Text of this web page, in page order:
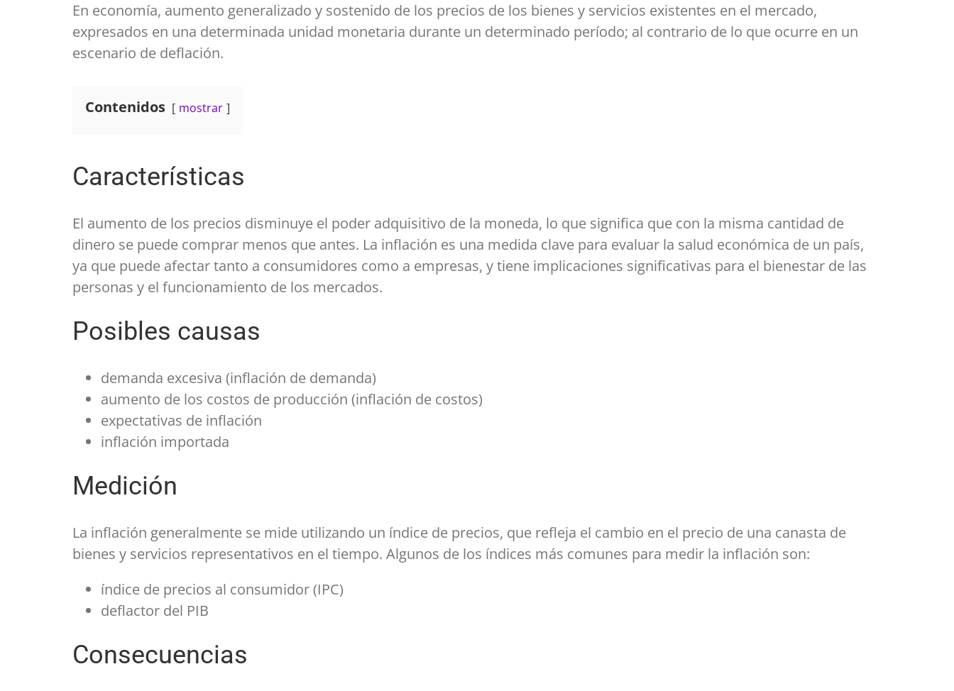
En economía, aumento generalizado y sostenido de los precios de los bienes y servicios existentes en el mercado,
expresados en una determinada unidad monetaria durante un determinado período; al contrario de lo que ocurre en un
escenario de deflación.
Contenidos mostrar
Características
El aumento de los precios disminuye el poder adquisitivo de la moneda, lo que significa que con la misma cantidad de
dinero se puede comprar menos que antes. La inflación es una medida clave para evaluar la salud económica de un país,
ya que puede afectar tanto a consumidores como a empresas, y tiene implicaciones significativas para el bienestar de las
personas y el funcionamiento de los mercados.
Posibles causas
demanda excesiva (inflación de demanda)
aumento de los costos de producción (inflación de costos)
expectativas de inflación
inflación importada
Medición
La inflación generalmente se mide utilizando un índice de precios, que refleja el cambio en el precio de una canasta de
bienes y servicios representativos en el tiempo. Algunos de los índices más comunes para medir la inflación son:
índice de precios al consumidor (IPC)
deflactor del PIB
Consecuencias